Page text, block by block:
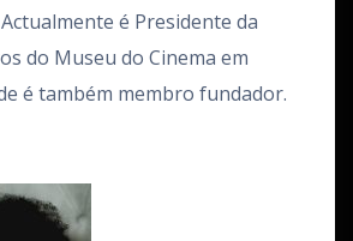
é Presidente da
do Museu do Cinema em
é também membro fundador.